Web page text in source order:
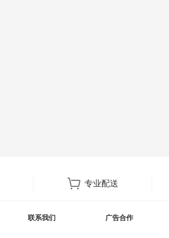
专业配送
联系我们 广告合作